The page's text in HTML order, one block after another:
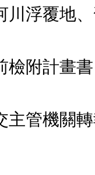
川浮覆地
檢附計畫
主管機關